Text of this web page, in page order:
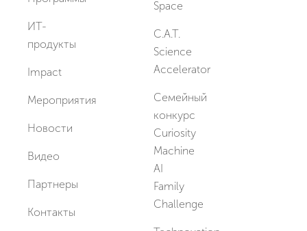
ИТ-
продукты
Impact
Мероприятия
Новости
Видео
Партнеры
Контакты
Space
C.A.T.
Science
Accelerator
Семейный
конкурс
Curiosity
Machine
AI
Family
Challenge